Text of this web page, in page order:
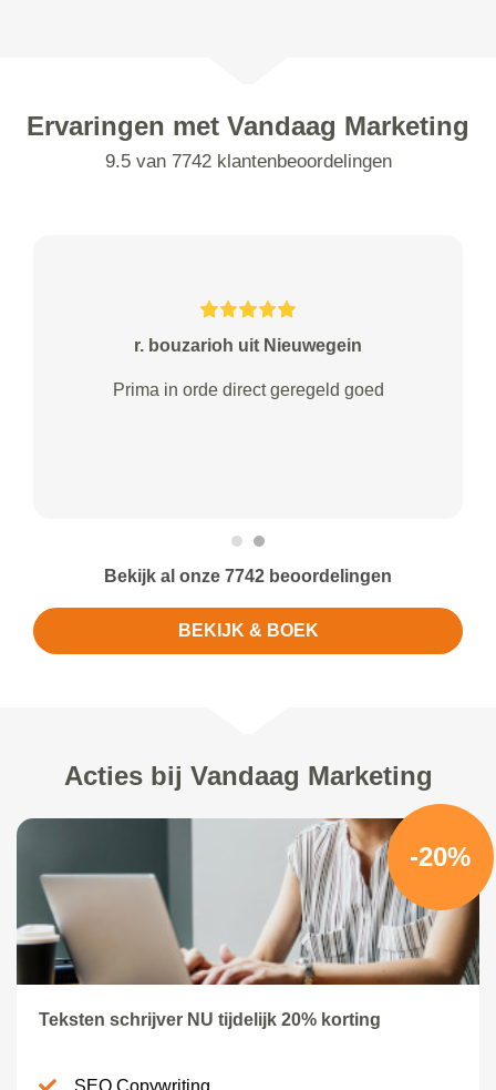
Ervaringen met Vandaag Marketing
9.5 van 7742 klantenbeoordelingen
r. bouzarioh uit Nieuwegein
Prima in orde direct geregeld goed
Bekijk al onze 7742 beoordelingen
BEKIJK & BOEK
Acties bij Vandaag Marketing
-20%
Teksten schrijver NU tijdelijk 20% korting